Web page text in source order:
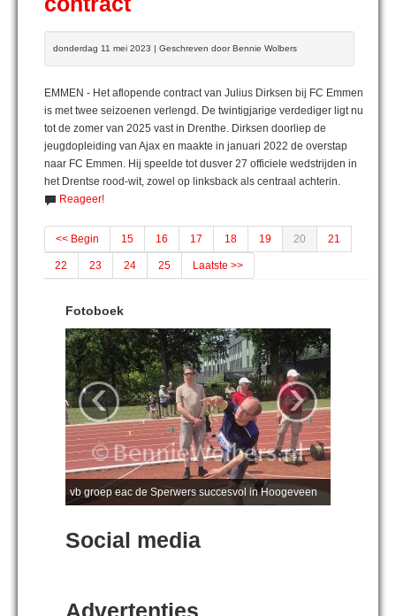
donderdag 11 mei 2023 | Geschreven door Bennie Wolbers
EMMEN - Het aflopende contract van Julius Dirksen bij FC Emmen
is met twee seizoenen verlengd. De twintigjarige verdediger ligt nu
tot de zomer van 2025 vast in Drenthe. Dirksen doorliep de
jeugdopleiding van Ajax en maakte in januari 2022 de overstap
naar FC Emmen. Hij speelde tot dusver 27 officiele wedstrijden in
het Drentse rood-wit, zowel op linksback als centraal achterin.
Reageer!
<< Begin 15 16 17 18 19 20 21
22 23 24 25 Laatste >>
Fotoboek
vb groep eac de Sperwers succesvol in Hoogeveen
‹ ›
Social media
Advertenties